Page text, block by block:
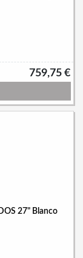
759,75 €
27" Blanco